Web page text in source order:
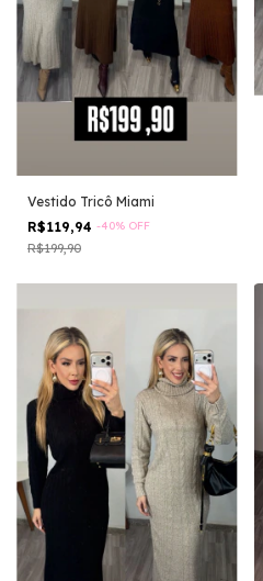
Vestido Tricô Miami
R$119,94 -40% OFF
R$199,90